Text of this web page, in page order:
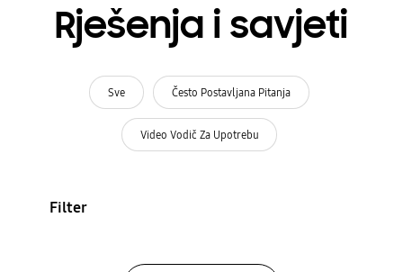
Rješenja i savjeti
Sve Često Postavljana Pitanja
Video Vodič Za Upotrebu
Filter